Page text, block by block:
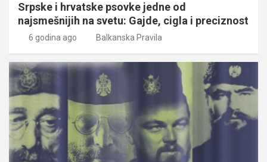
Srpske i hrvatske psovke jedne od
najsmešnijih na svetu: Gajde, cigla i preciznost
6 godina ago Balkanska Pravila